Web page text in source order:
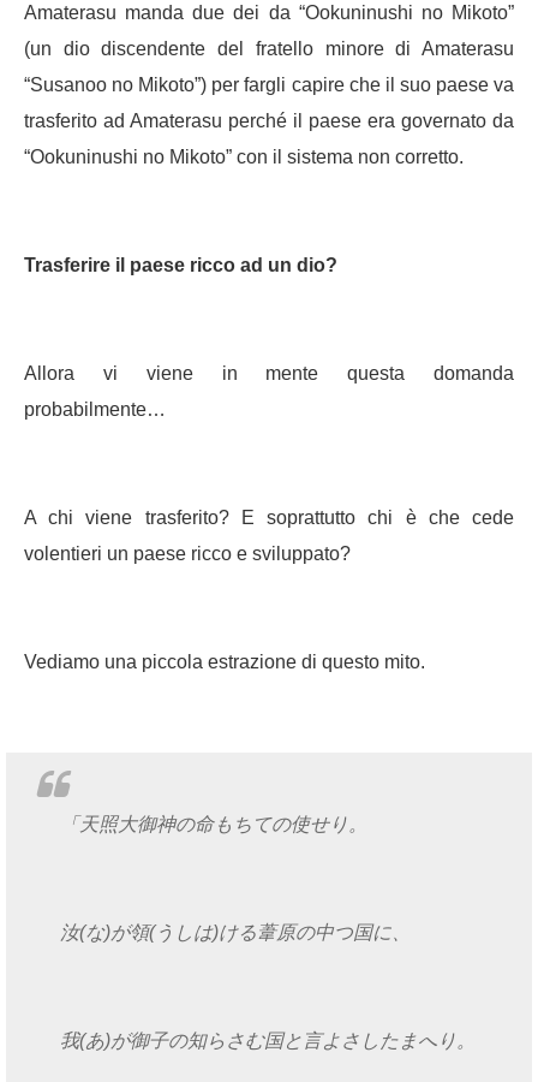
Amaterasu manda due dei da “Ookuninushi no Mikoto”
(un dio discendente del fratello minore di Amaterasu
“Susanoo no Mikoto”) per fargli capire che il suo paese va
trasferito ad Amaterasu perché il paese era governato da
“Ookuninushi no Mikoto” con il sistema non corretto.
Trasferire il paese ricco ad un dio?
Allora vi viene in mente questa domanda
probabilmente…
A chi viene trasferito? E soprattutto chi è che cede
volentieri un paese ricco e sviluppato?
Vediamo una piccola estrazione di questo mito.
「天照大御神の命もちての使せり。
汝(な)が領(うしは)ける葦原の中つ国に、
我(あ)が御子の知らさむ国と言よさしたまへり。